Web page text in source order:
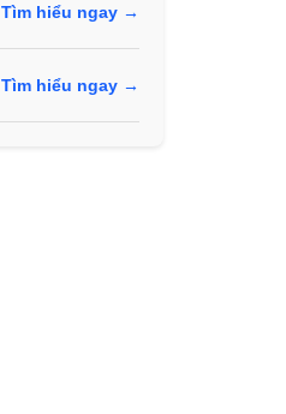
Tìm hiểu ngay →
Tìm hiểu ngay →